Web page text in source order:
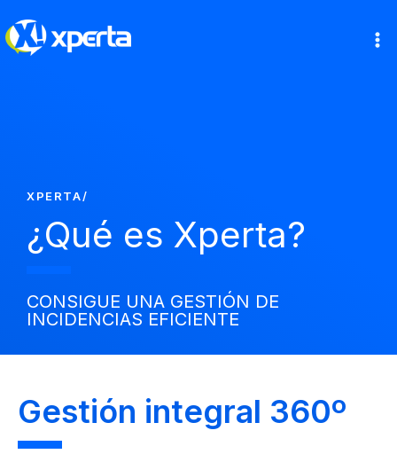
al
contenido
XPERTA/
¿Qué es Xperta?
CONSIGUE UNA GESTIÓN DE
INCIDENCIAS EFICIENTE
Gestión integral 360º